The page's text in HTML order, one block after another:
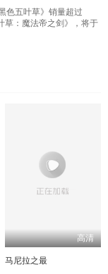
色五叶草》销量超过
草：魔法帝之剑》，将于
高清
马尼拉之最